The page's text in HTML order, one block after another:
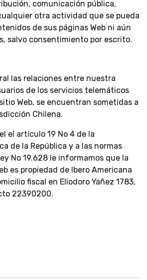
comunicación pública,
otra actividad que se pueda
de sus páginas Web ni aún
salvo consentimiento por escrito.
las relaciones entre nuestra
de los servicios telemáticos
Web, se encuentran sometidas a
Chilena.
el artículo 19 No 4 de la
de la República y a las normas
No 19.628 le informamos que la
es propiedad de Ibero Americana
fiscal en Eliodoro Yañez 1783,
22390200.